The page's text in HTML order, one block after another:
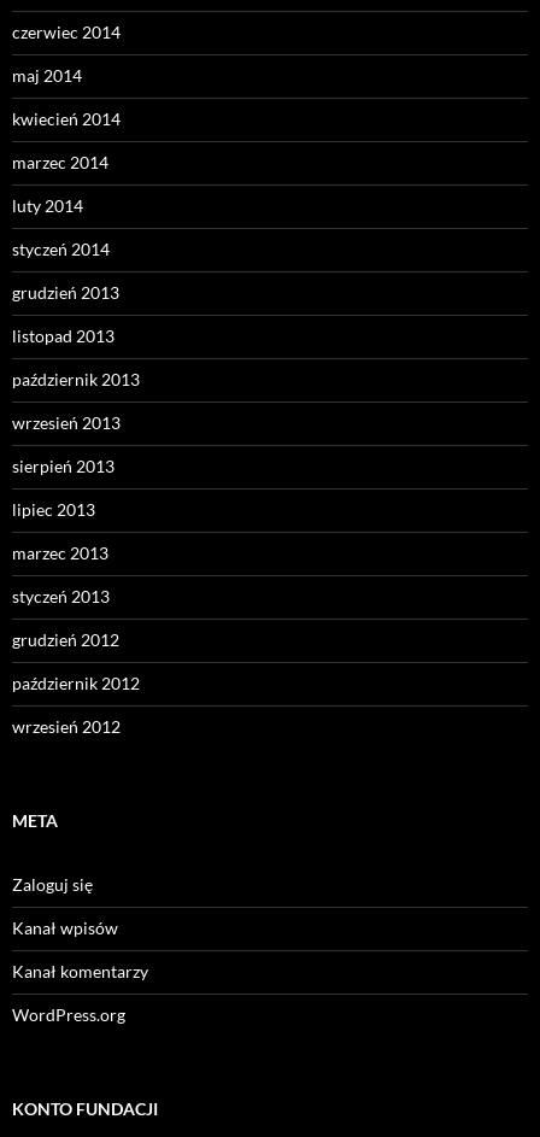
czerwiec 2014
maj 2014
kwiecień 2014
marzec 2014
luty 2014
styczeń 2014
grudzień 2013
listopad 2013
październik 2013
wrzesień 2013
sierpień 2013
lipiec 2013
marzec 2013
styczeń 2013
grudzień 2012
październik 2012
wrzesień 2012
META
Zaloguj się
Kanał wpisów
Kanał komentarzy
WordPress.org
KONTO FUNDACJI